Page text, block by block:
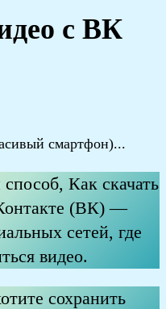
с ВК
смартфон)...
Как скачать
(ВК) —
сетей, где
видео.
сохранить